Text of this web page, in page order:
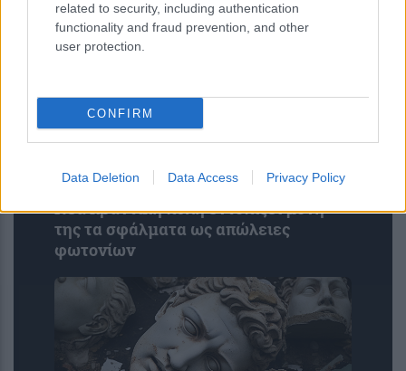
related to security, including authentication
functionality and fraud prevention, and other
user protection.
CONFIRM
Data Deletion Data Access Privacy Policy
Νέα κβαντική πύλη εντοπίζει μόνη
της τα σφάλματα ως απώλειες
φωτονίων